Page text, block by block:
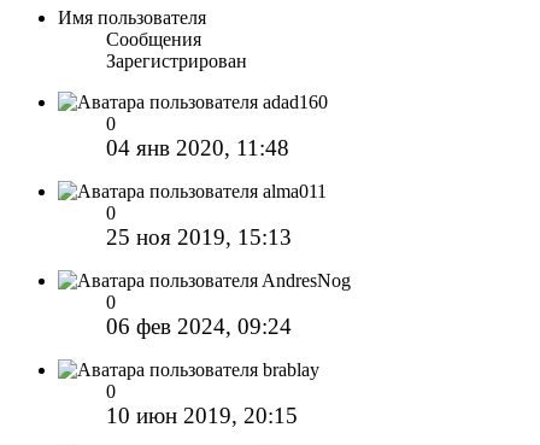
Имя пользователя
Сообщения
Зарегистрирован
adad160
0
04 янв 2020, 11:48
alma011
0
25 ноя 2019, 15:13
AndresNog
0
06 фев 2024, 09:24
brablay
0
10 июн 2019, 20:15